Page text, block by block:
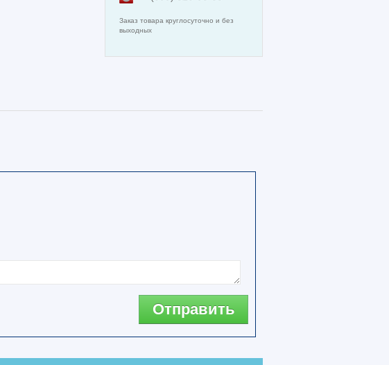
Заказ товара круглосуточно и без
выходных
Отправить